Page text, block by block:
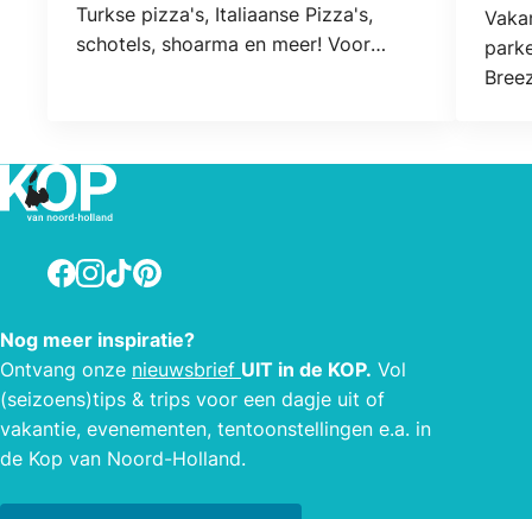
Turkse pizza's, Italiaanse Pizza's,
schotels, shoarma en meer! Voor
Facebook
Instagram
TikTokPinterest
Nog meer inspiratie?
Ontvang onze nieuwsbrief UIT in de KOP. Vol
(seizoens)tips & trips voor een dagje uit of
vakantie, evenementen, tentoonstellingen e.a. in
de Kop van Noord-Holland.